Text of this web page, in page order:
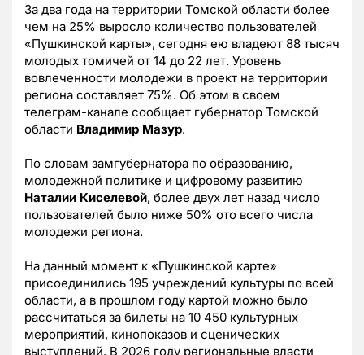
За два года на территории Томской области более
чем на 25% выросло количество пользователей
«Пушкинской карты», сегодня ею владеют 88 тысяч
молодых томичей от 14 до 22 лет. Уровень
вовлеченности молодежи в проект на территории
региона составляет 75%. Об этом в своем
телеграм-канале сообщает губернатор Томской
области Владимир Мазур.
По словам замгубернатора по образованию,
молодежной политике и цифровому развитию
Наталии Киселевой, более двух лет назад число
пользователей было ниже 50% ото всего числа
молодежи региона.
На данный момент к «Пушкинской карте»
присоединились 195 учреждений культуры по всей
области, а в прошлом году картой можно было
рассчитаться за билеты на 10 450 культурных
мероприятий, кинопоказов и сценических
выступлений. В 2026 году региональные власти